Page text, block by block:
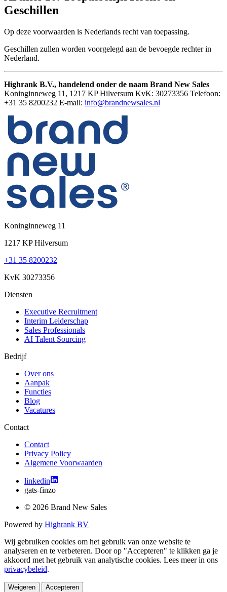
Geschillen
Op deze voorwaarden is Nederlands recht van toepassing.
Geschillen zullen worden voorgelegd aan de bevoegde rechter in
Nederland.
Highrank B.V., handelend onder de naam Brand New Sales
Koninginneweg 11, 1217 KP Hilversum KvK: 30273356 Telefoon:
+31 35 8200232 E-mail: info@brandnewsales.nl
Koninginneweg 11
1217 KP Hilversum
+31 35 8200232
KvK 30273356
Diensten
Executive Recruitment
Interim Leiderschap
Sales Professionals
AI Talent Sourcing
Bedrijf
Over ons
Aanpak
Functies
Blog
Vacatures
Contact
Contact
Privacy Policy
Algemene Voorwaarden
linkedin
gats-finzo
© 2026 Brand New Sales
Powered by Highrank BV
Wij gebruiken cookies om het gebruik van onze website te
analyseren en te verbeteren. Door op "Accepteren" te klikken ga je
akkoord met het gebruik van analytische cookies. Lees meer in ons
privacybeleid.
Weigeren Accepteren